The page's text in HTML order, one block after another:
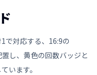
で対応する、16:9の
し、黄色の回数バッジと
います。